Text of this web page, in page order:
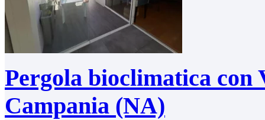
Pergola bioclimatica con
Campania (NA)